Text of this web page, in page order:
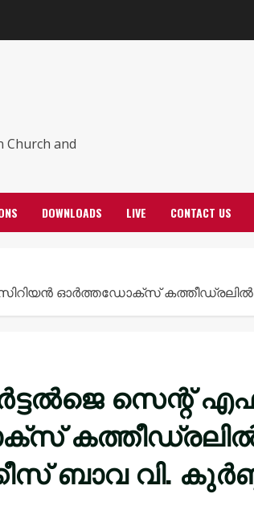
Church and
DOWNLOADS LIVE CONTACT US
ഓർത്തഡോക്സ് കത്തീഡ്രലിൽ
സെന്റ്
ബാവ വി.